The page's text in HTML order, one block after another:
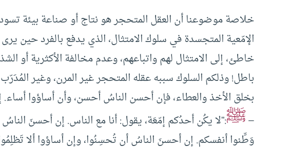
خلاصة موضوعنا أن العقل المتحجر هو نتاج أو صناعة بيئة تسود
الإمّعية المتجسدة في سلوك الامتثال، الذي يدفع بالفرد
خاطئ، إلى الامتثال لهم واتباعهم، وعدم مخالفة الأكثرية أو
باطل! وذلكم السلوك سببه عقله المتحجر غير المرن، وغير
بخلق الأخذ والعطاء، فإن أحسن الناسُ أحسن، وأن أساؤوا
–ﷺ:”لا يكُن أحدُكم إمّعَة، يقول: أنا مع الناس. إن أحسنَ
وَطِّنوا أنفسكم. إن أحسنَ الناسُ أن تُحسِنُوا، وإن أساؤوا ألا